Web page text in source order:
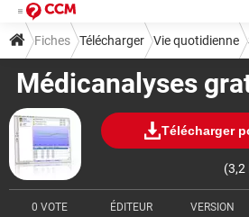
Médicanalyses
Télécharger
(3,2
0 VOTE ÉDITEUR VERSION
Fiches Télécharger Vie quotidienne